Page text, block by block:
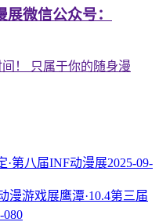
微信公众号：
！ 只属于你的随身漫
·第八届INF动漫展2025-09-
鹰潭·10.4第三届
080